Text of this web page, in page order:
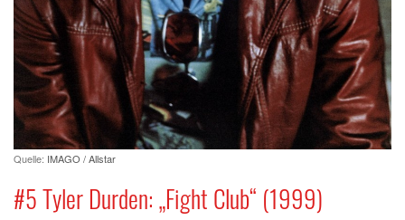
Quelle: IMAGO / Allstar
#5 Tyler Durden: „Fight Club“ (1999)